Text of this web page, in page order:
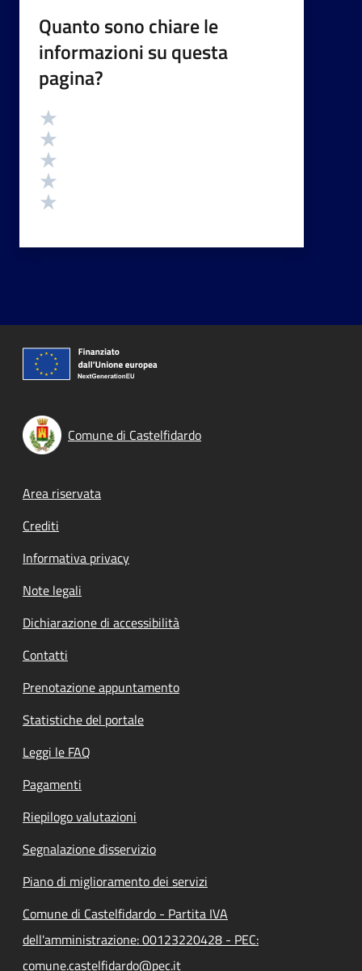
Quanto sono chiare le
informazioni su questa
pagina?
Valutazione
Comune di Castelfidardo
Footer menu
Area riservata
Crediti
Informativa privacy
Note legali
Dichiarazione di accessibilità
Contatti
Prenotazione appuntamento
Statistiche del portale
Leggi le FAQ
Pagamenti
Riepilogo valutazioni
Segnalazione disservizio
Piano di miglioramento dei servizi
Comune di Castelfidardo - Partita IVA
dell'amministrazione: 00123220428 - PEC:
comune.castelfidardo@pec.it